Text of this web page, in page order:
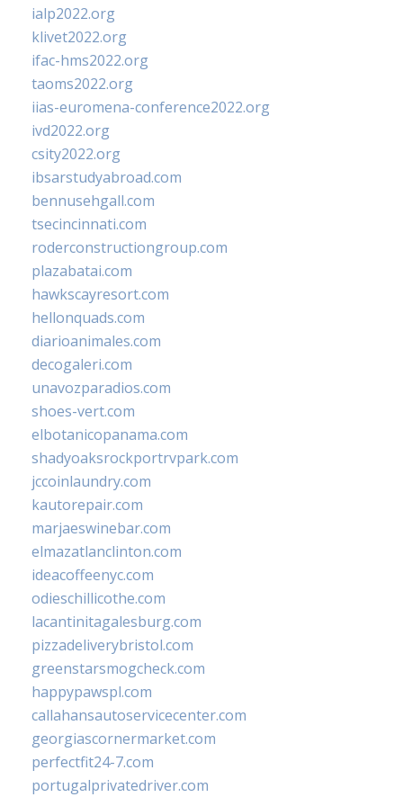
ialp2022.org
klivet2022.org
ifac-hms2022.org
taoms2022.org
iias-euromena-conference2022.org
ivd2022.org
csity2022.org
ibsarstudyabroad.com
bennusehgall.com
tsecincinnati.com
roderconstructiongroup.com
plazabatai.com
hawkscayresort.com
hellonquads.com
diarioanimales.com
decogaleri.com
unavozparadios.com
shoes-vert.com
elbotanicopanama.com
shadyoaksrockportrvpark.com
jccoinlaundry.com
kautorepair.com
marjaeswinebar.com
elmazatlanclinton.com
ideacoffeenyc.com
odieschillicothe.com
lacantinitagalesburg.com
pizzadeliverybristol.com
greenstarsmogcheck.com
happypawspl.com
callahansautoservicecenter.com
georgiascornermarket.com
perfectfit24-7.com
portugalprivatedriver.com